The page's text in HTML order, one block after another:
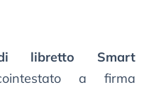
libretto Smart
a firma